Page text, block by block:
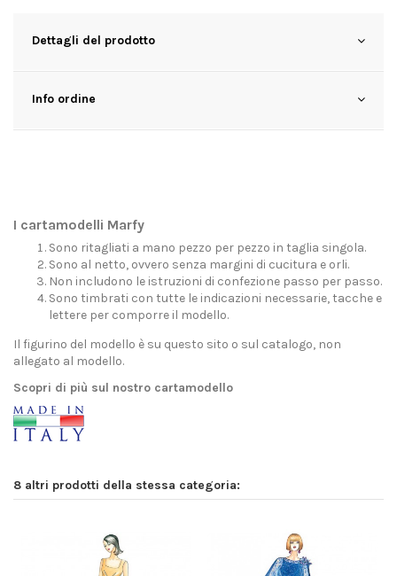
Dettagli del prodotto
Info ordine
I cartamodelli Marfy
Sono ritagliati a mano pezzo per pezzo in taglia singola.
Sono al netto, ovvero senza margini di cucitura e orli.
Non includono le istruzioni di confezione passo per passo.
Sono timbrati con tutte le indicazioni necessarie, tacche e
lettere per comporre il modello.
Il figurino del modello è su questo sito o sul catalogo, non
allegato al modello.
Scopri di più sul nostro cartamodello
8 altri prodotti della stessa categoria: